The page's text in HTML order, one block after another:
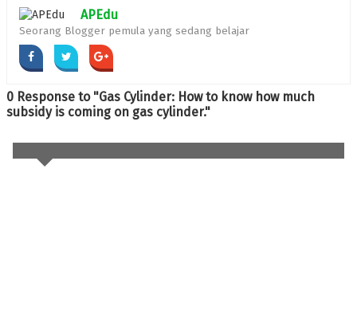
APEdu
Seorang Blogger pemula yang sedang belajar
0 Response to "Gas Cylinder: How to know how much
subsidy is coming on gas cylinder."